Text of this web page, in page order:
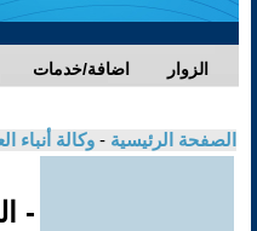
اضافة/خدمات الزوار
الصفحة الرئيسية - وكالة أنباء
-